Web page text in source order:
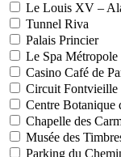
Le Louis XV –
Tunnel Riva
Palais Princier
Le Spa
Casino Café de
Circuit Fontvieille
Centre Botanique
Chapelle des
Musée des
Parking du